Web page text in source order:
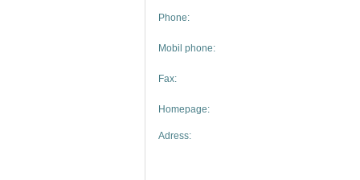
Phone:
Mobil phone:
Fax:
Homepage:
Adress: